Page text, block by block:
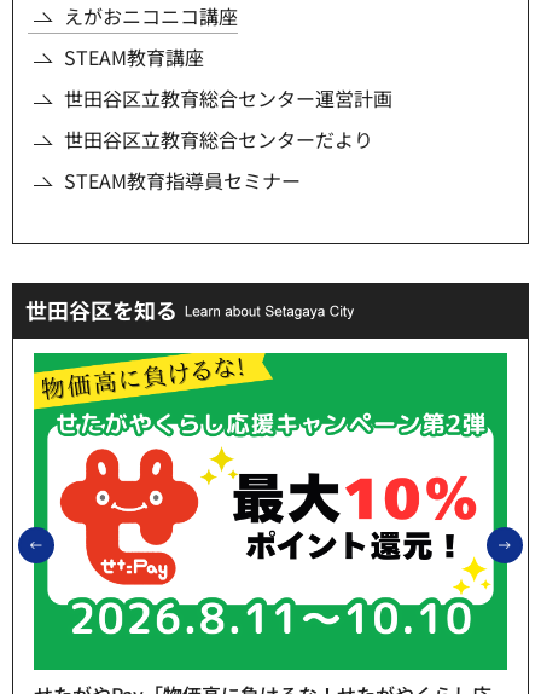
えがおニコニコ講座
STEAM教育講座
世田谷区立教育総合センター運営計画
世田谷区立教育総合センターだより
STEAM教育指導員セミナー
世田谷区を知る
前のスライドを表示